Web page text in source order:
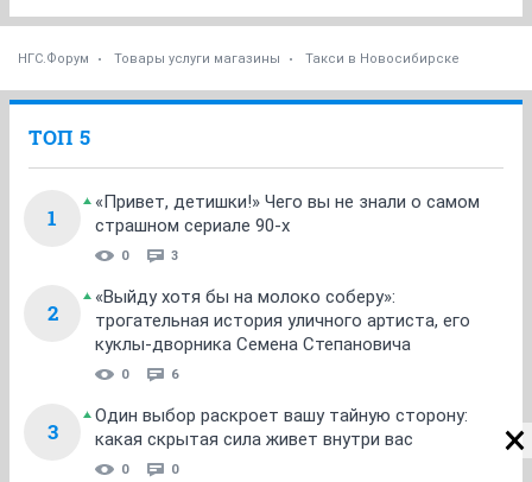
НГС.Форум Товары услуги магазины Такси в Новосибирске
ТОП 5
1
«Привет, детишки!» Чего вы не знали о самом
страшном сериале 90-х
0 3
2
«Выйду хотя бы на молоко соберу»:
трогательная история уличного артиста, его
куклы-дворника Семена Степановича
0 6
3
Один выбор раскроет вашу тайную сторону:
какая скрытая сила живет внутри вас
0 0